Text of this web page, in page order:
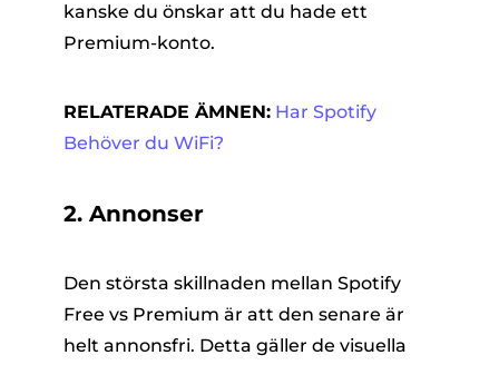
kanske du önskar att du hade ett
Premium-konto.
RELATERADE ÄMNEN: Har Spotify
Behöver du WiFi?
2. Annonser
Den största skillnaden mellan Spotify
Free vs Premium är att den senare är
helt annonsfri. Detta gäller de visuella